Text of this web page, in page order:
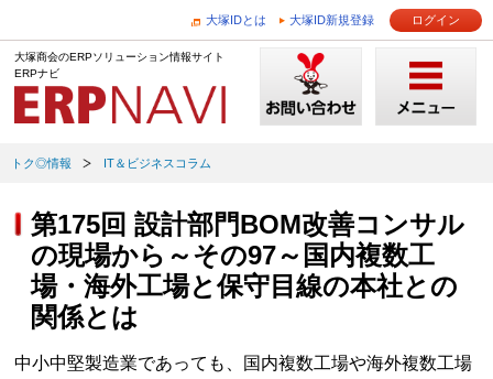
大塚IDとは 大塚ID新規登録 ログイン
大塚商会のERPソリューション情報サイト
ERPナビ
トク◎情報 IT＆ビジネスコラム
第175回 設計部門BOM改善コンサル
の現場から～その97～国内複数工
場・海外工場と保守目線の本社との
関係とは
中小中堅製造業であっても、国内複数工場や海外複数工場